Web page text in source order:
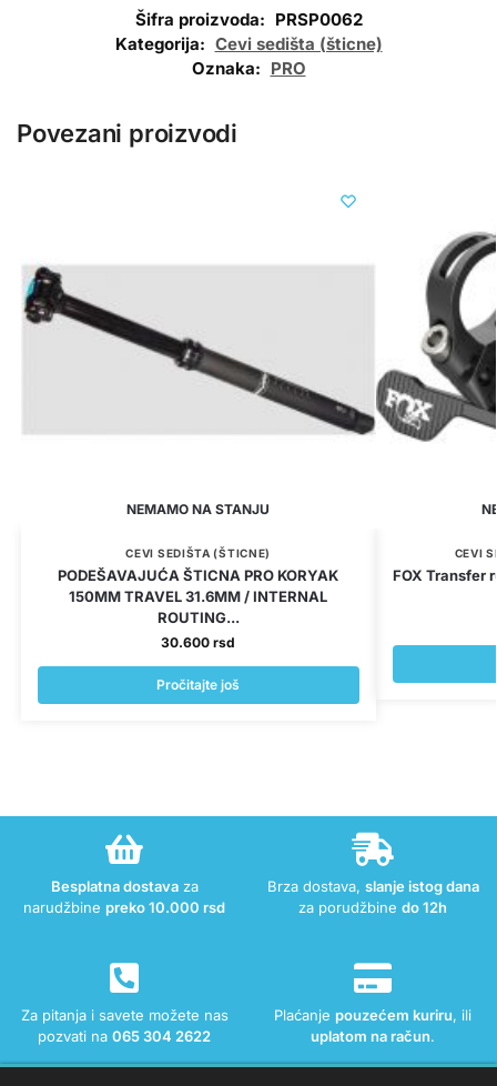
Šifra proizvoda: PRSP0062
Kategorija: Cevi sedišta (šticne)
Oznaka: PRO
Povezani proizvodi
NEMAMO NA STANJU
CEVI SEDIŠTA (ŠTICNE)
PODEŠAVAJUĆA ŠTICNA PRO KORYAK
150MM TRAVEL 31.6MM / INTERNAL
ROUTING...
30.600rsd
Pročitajte još
CEVI
FOX Transfer
Besplatna dostavaza
narudžbine preko 10.000 rsd
Brza dostava, slanje istog dana
za porudžbine do 12h
Za pitanja i savete možete nas
pozvati na 065 304 2622
Plaćanje pouzećem kuriru, ili
uplatom na račun.